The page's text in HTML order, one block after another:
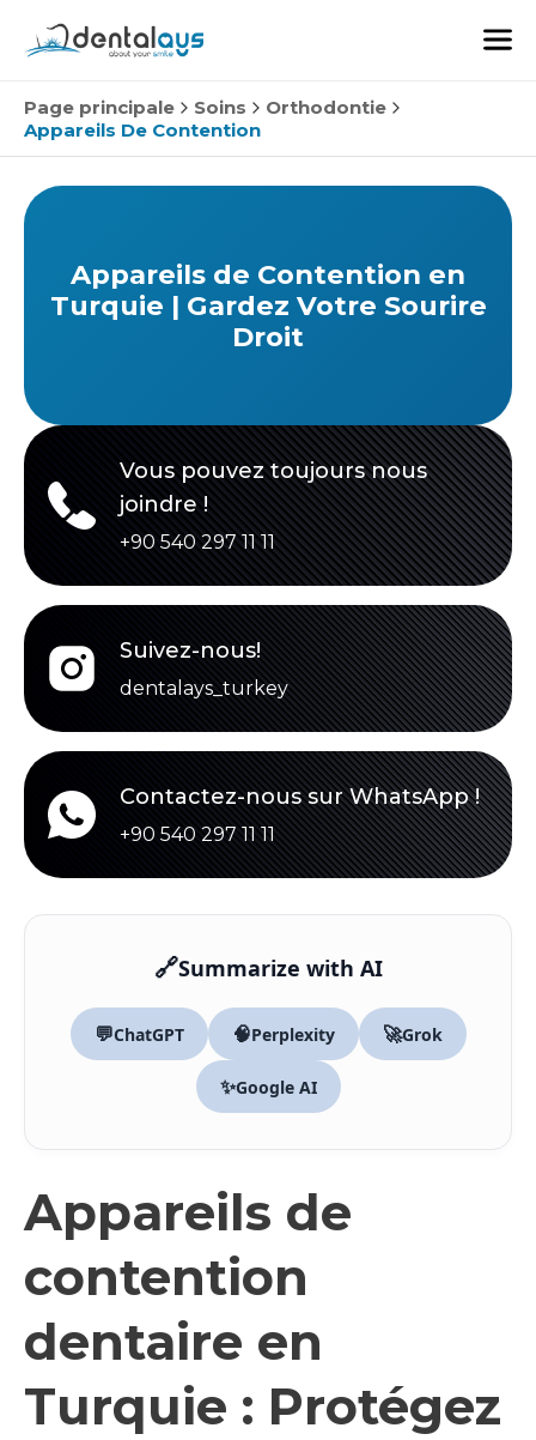
Page principale Soins
Orthodontie
Appareils De Contention
Appareils de Contention en
Turquie | Gardez Votre Sourire
Droit
Vous pouvez toujours nous
joindre !
+90 540 297 11 11
Suivez-nous!
dentalays_turkey
Contactez-nous sur WhatsApp !
+90 540 297 11 11
🔗Summarize with AI
💬ChatGPT 🧠Perplexity 🚀Grok
✨Google AI
Appareils de
contention
dentaire en
Turquie : Protégez